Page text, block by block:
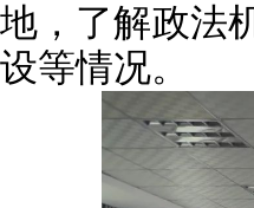
地，了解政法
设等情况。